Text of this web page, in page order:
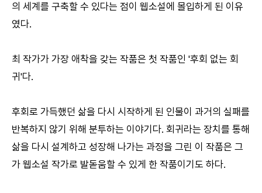
의 세계를 구축할 수 있다는 점이 웹소설에 몰입하게 된 이유
였다.
최 작가가 가장 애착을 갖는 작품은 첫 작품인 '후회 없는 회
귀'다.
후회로 가득했던 삶을 다시 시작하게 된 인물이 과거의 실패를
반복하지 않기 위해 분투하는 이야기다. 회귀라는 장치를 통해
삶을 다시 설계하고 성장해 나가는 과정을 그린 이 작품은 그
가 웹소설 작가로 발돋움할 수 있게 한 작품이기도 하다.